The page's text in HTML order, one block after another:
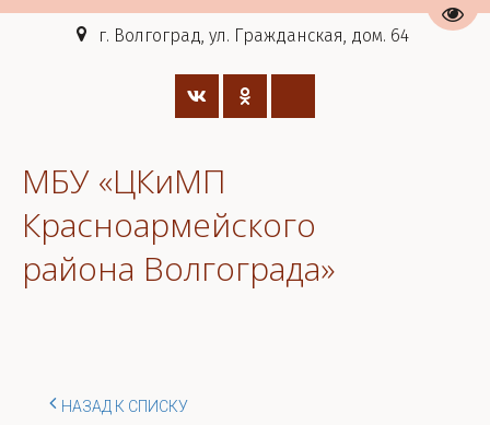
г. Волгоград, ул. Гражданская, дом. 64
МБУ «ЦКиМП
Красноармейского
района Волгограда»
НАЗАД К СПИСКУ